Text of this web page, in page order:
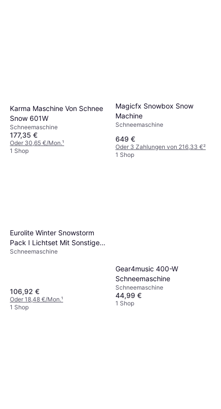
Karma Maschine Von Schnee
Snow 601W
Schneemaschine
177,35 €
Oder 30,65 €/Mon.¹
1 Shop
Magicfx Snowbox Snow
Machine
Schneemaschine
649 €
Oder 3 Zahlungen von 216,33 €²
1 Shop
Eurolite Winter Snowstorm
Pack I Lichtset Mit Sonstigen
Komponenten-Set
Schneemaschine
106,92 €
Oder 18,48 €/Mon.¹
1 Shop
Gear4music 400-W
Schneemaschine
Schneemaschine
44,99 €
1 Shop